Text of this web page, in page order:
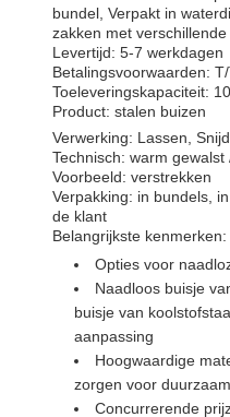
bundel, Verpakt in
zakken met
Levertijd: 5-7 werkdagen
Betalingsvoorwaarden:
Toeleveringskapaciteit:
Product: stalen buizen
Verwerking: Lassen,
Technisch: warm gewalst
Voorbeeld: verstrekken
Verpakking: in bundels,
de klant
Belangrijkste kenmerken:
Opties voor
Naadloos buisje
buisje van
aanpassing
Hoogwaardige
zorgen voor
Concurrerende